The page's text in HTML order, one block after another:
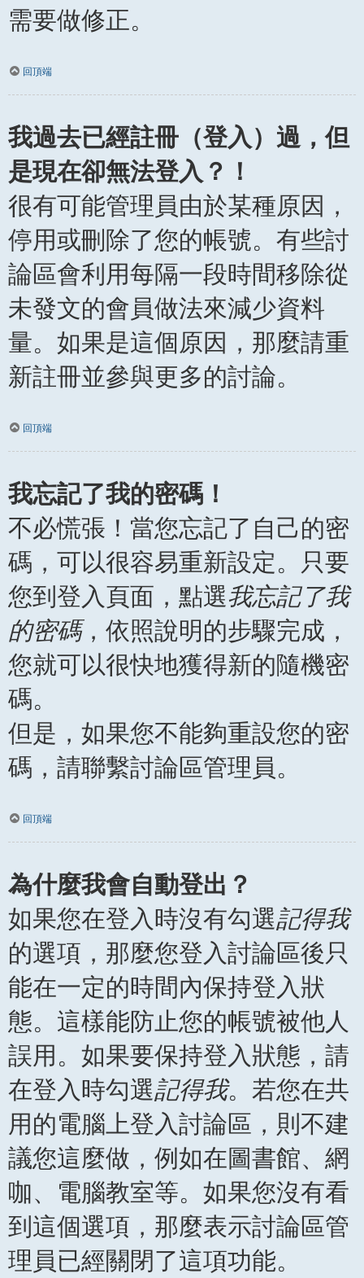
需要做修正。
回頂端
我過去已經註冊（登入）過，但
是現在卻無法登入？！
很有可能管理員由於某種原因，
停用或刪除了您的帳號。有些討
論區會利用每隔一段時間移除從
未發文的會員做法來減少資料
量。如果是這個原因，那麼請重
新註冊並參與更多的討論。
回頂端
我忘記了我的密碼！
不必慌張！當您忘記了自己的密
碼，可以很容易重新設定。只要
您到登入頁面，點選我忘記了我
的密碼，依照說明的步驟完成，
您就可以很快地獲得新的隨機密
碼。
但是，如果您不能夠重設您的密
碼，請聯繫討論區管理員。
回頂端
為什麼我會自動登出？
如果您在登入時沒有勾選記得我
的選項，那麼您登入討論區後只
能在一定的時間內保持登入狀
態。這樣能防止您的帳號被他人
誤用。如果要保持登入狀態，請
在登入時勾選記得我。若您在共
用的電腦上登入討論區，則不建
議您這麼做，例如在圖書館、網
咖、電腦教室等。如果您沒有看
到這個選項，那麼表示討論區管
理員已經關閉了這項功能。